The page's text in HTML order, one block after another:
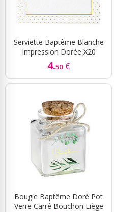
Serviette Baptême Blanche
Impression Dorée X20
4.50 €
Bougie Baptême Doré Pot
Verre Carré Bouchon Liège